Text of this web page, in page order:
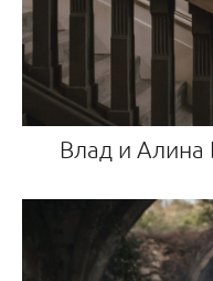
Влад и Алина